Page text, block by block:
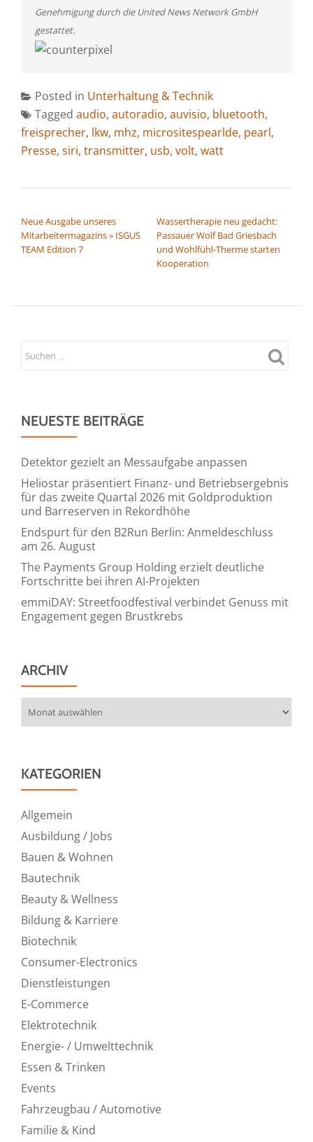
Genehmigung durch die United News Network GmbH
gestattet.
Posted in Unterhaltung & Technik
Tagged audio, autoradio, auvisio, bluetooth,
freisprecher, lkw, mhz, micrositespearlde, pearl,
Presse, siri, transmitter, usb, volt, watt
Neue Ausgabe unseres
Mitarbeitermagazins » ISGUS
TEAM Edition 7
Wassertherapie neu gedacht:
Passauer Wolf Bad Griesbach
und Wohlfühl-Therme starten
Kooperation
NEUESTE BEITRÄGE
Detektor gezielt an Messaufgabe anpassen
Heliostar präsentiert Finanz- und Betriebsergebnis
für das zweite Quartal 2026 mit Goldproduktion
und Barreserven in Rekordhöhe
Endspurt für den B2Run Berlin: Anmeldeschluss
am 26. August
The Payments Group Holding erzielt deutliche
Fortschritte bei ihren AI-Projekten
emmiDAY: Streetfoodfestival verbindet Genuss mit
Engagement gegen Brustkrebs
ARCHIV
KATEGORIEN
Allgemein
Ausbildung / Jobs
Bauen & Wohnen
Bautechnik
Beauty & Wellness
Bildung & Karriere
Biotechnik
Consumer-Electronics
Dienstleistungen
E-Commerce
Elektrotechnik
Energie- / Umwelttechnik
Essen & Trinken
Events
Fahrzeugbau / Automotive
Familie & Kind